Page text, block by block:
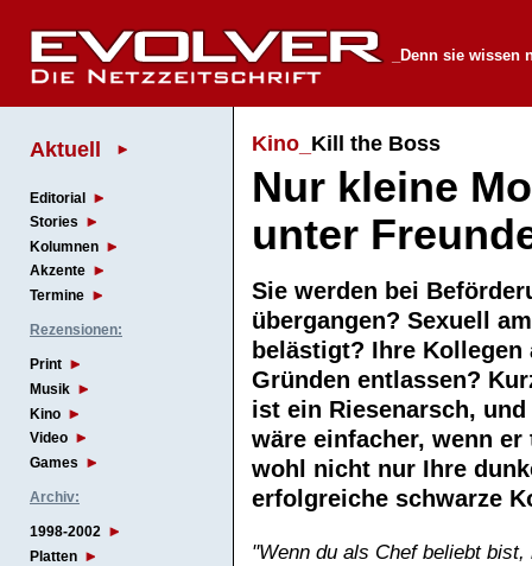
_Denn sie
Aktuell
Editorial
Stories
Kolumnen
Akzente
Termine
Rezensionen:
Print
Musik
Kino
Video
Games
Archiv:
1998-2002
Platten
Kino_ Kill the Boss
Nur kleine
unter
Sie werden bei
übergangen? Sexuell
belästigt? Ihre
Gründen entlassen?
ist ein Riesenarsch,
wäre einfacher, wenn
wohl nicht nur Ihre
erfolgreiche schwarze
"Wenn du als Chef beliebt